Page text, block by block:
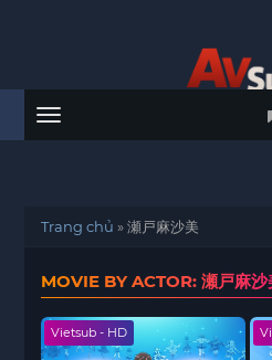
Menu
Trang chủ »瀬戸麻沙美
MOVIE BY ACTOR: 瀬戸麻沙
Vietsub - HD